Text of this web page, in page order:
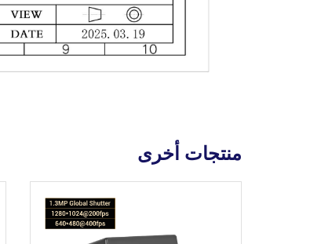
منتجات أخرى